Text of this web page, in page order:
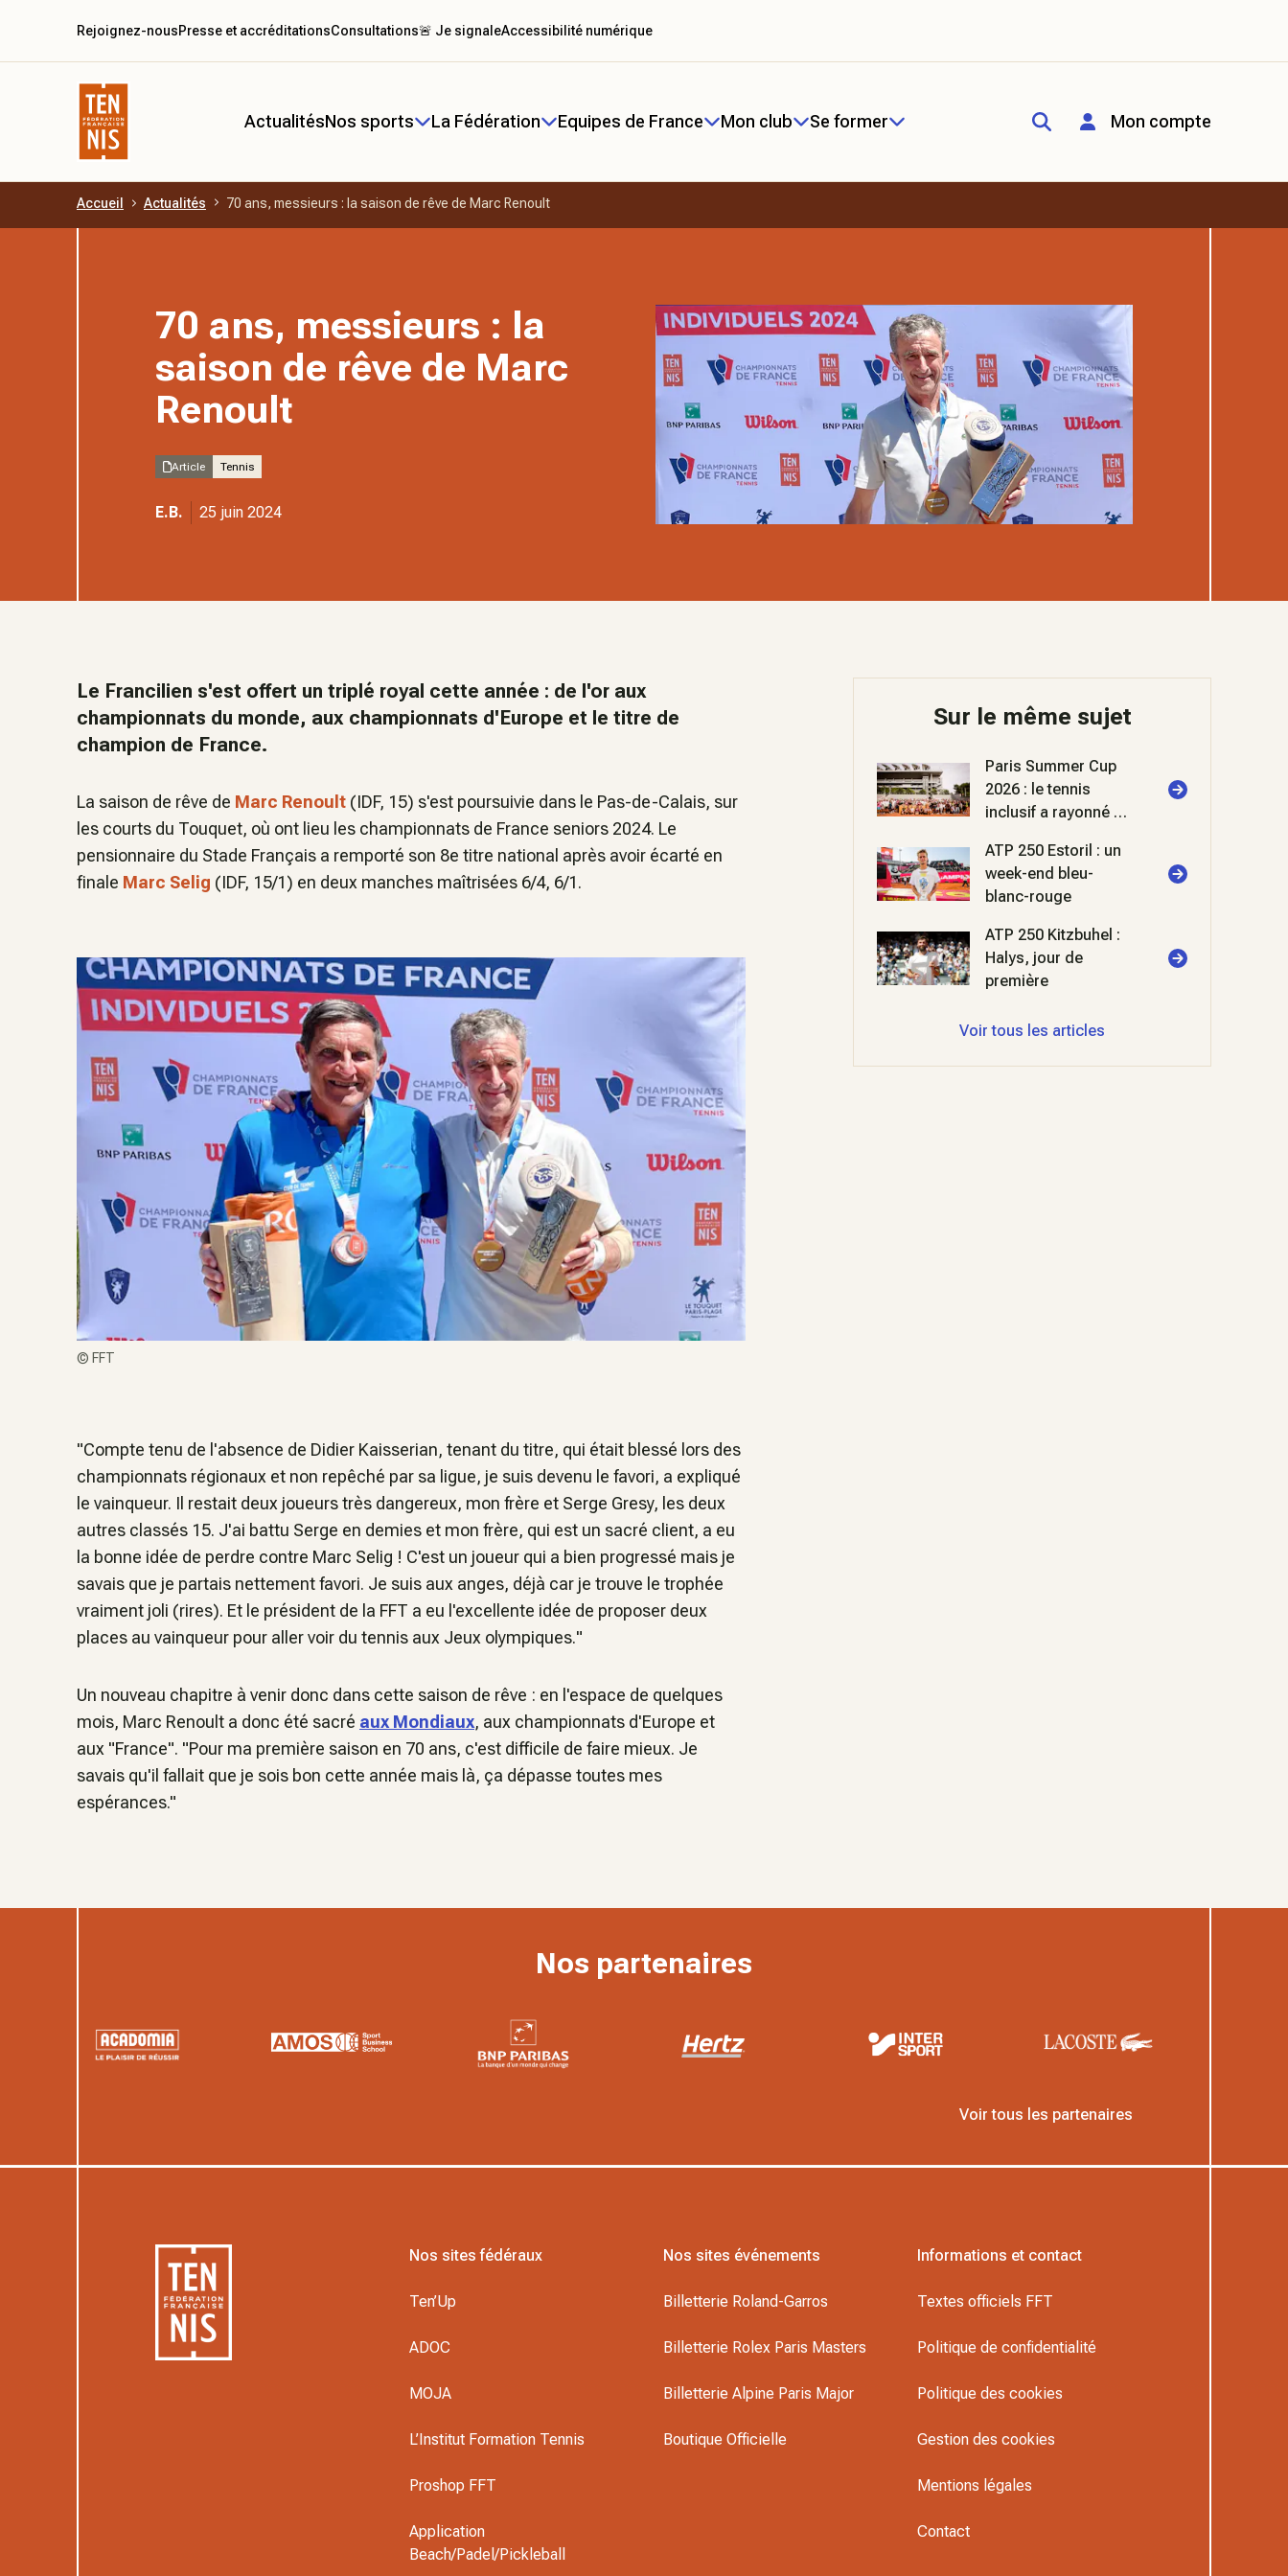
Aller au contenu principal
ActualitésNos sports La Fédération Equipes de France Mon club Se former Mon compte
Rejoignez-nousPresse et accréditationsConsultations🚨 Je signaleAccessibilité numérique
Accueil Actualités 70 ans, messieurs : la saison de rêve de Marc Renoult
70 ans, messieurs : la
saison de rêve de Marc
Renoult
Article Tennis
E.B. 25 juin 2024
Le Francilien s'est offert un triplé royal cette année : de l'or aux
championnats du monde, aux championnats d'Europe et le titre de
champion de France.
La saison de rêve de Marc Renoult (IDF, 15) s'est poursuivie dans le Pas-de-Calais, sur
les courts du Touquet, où ont lieu les championnats de France seniors 2024. Le
pensionnaire du Stade Français a remporté son 8e titre national après avoir écarté en
finale Marc Selig (IDF, 15/1) en deux manches maîtrisées 6/4, 6/1.
© FFT
"Compte tenu de l'absence de Didier Kaisserian, tenant du titre, qui était blessé lors des
championnats régionaux et non repêché par sa ligue, je suis devenu le favori, a expliqué
le vainqueur. Il restait deux joueurs très dangereux, mon frère et Serge Gresy, les deux
autres classés 15. J'ai battu Serge en demies et mon frère, qui est un sacré client, a eu
la bonne idée de perdre contre Marc Selig ! C'est un joueur qui a bien progressé mais je
savais que je partais nettement favori. Je suis aux anges, déjà car je trouve le trophée
vraiment joli (rires). Et le président de la FFT a eu l'excellente idée de proposer deux
places au vainqueur pour aller voir du tennis aux Jeux olympiques."
Un nouveau chapitre à venir donc dans cette saison de rêve : en l'espace de quelques
mois, Marc Renoult a donc été sacré aux Mondiaux, aux championnats d'Europe et
aux "France". "Pour ma première saison en 70 ans, c'est difficile de faire mieux. Je
savais qu'il fallait que je sois bon cette année mais là, ça dépasse toutes mes
espérances."
Sur le même sujet
Paris Summer Cup
2026 : le tennis
inclusif a rayonné à
ATP 250 Estoril : un
week-end bleu-
blanc-rouge
ATP 250 Kitzbuhel :
Halys, jour de
première
Voir tous les articles
Nos partenaires
Voir tous les partenaires
Nos sites fédéraux
Ten’Up
ADOC
MOJA
L’Institut Formation Tennis
Proshop FFT
Application
Beach/Padel/Pickleball
Nos sites événements
Billetterie Roland-Garros
Billetterie Rolex Paris Masters
Billetterie Alpine Paris Major
Boutique Officielle
Informations et contact
Textes officiels FFT
Politique de confidentialité
Politique des cookies
Gestion des cookies
Mentions légales
Contact